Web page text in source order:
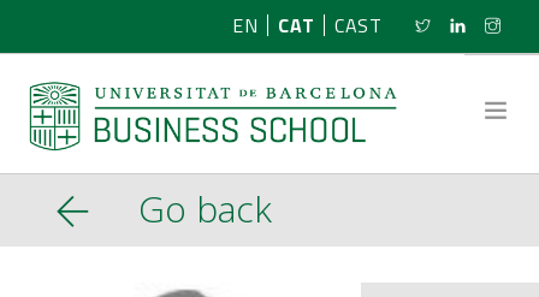
EN CAT CAST
SOBRE NOSALTRES
Go back